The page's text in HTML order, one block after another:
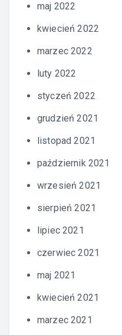
maj 2022
kwiecień 2022
marzec 2022
luty 2022
styczeń 2022
grudzień 2021
listopad 2021
październik 2021
wrzesień 2021
sierpień 2021
lipiec 2021
czerwiec 2021
maj 2021
kwiecień 2021
marzec 2021